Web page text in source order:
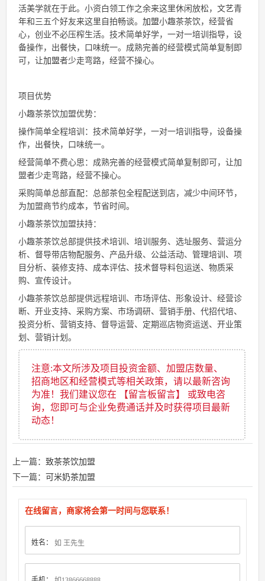
活美学就在于此。小资白领工作之余来这里休闲放松，文艺青
年和三五个好友来这里自拍畅谈。 加盟小趣茶茶饮，经营省
心，创业不必压榨生活。技术简单好学，一对一培训指导，设
备操作，出餐快，口味统一。成熟完善的经营模式简单复制即
可，让加盟者少走弯路，经营不操心。
项目优势
小趣茶茶饮加盟优势：
操作简单全程培训：技术简单好学，一对一培训指导，设备操
作，出餐快，口味统一。
经营简单不费心思：成熟完善的经营模式简单复制即可，让加
盟者少走弯路，经营不操心。
采购简单总部直配：总部茶包全程配送到店，减少中间环节，
为加盟商节约成本，节省时间。
小趣茶茶饮加盟扶持：
小趣茶茶饮总部提供技术培训、培训服务、选址服务、营运分
析、督导带店物配服务、产品升级、公益活动、管理培训、项
目分析、装修支持、成本评估、技术督导料包运送、物质采
购、宣传设计。
小趣茶茶饮总部提供远程培训、市场评估、形象设计、经营诊
断、开业支持、采购方案、市场调研、营销手册、代招代培、
投资分析、营销支持、督导运营、定期巡店物资运送、开业策
划、营销计划。
注意:本文所涉及项目投资金额、加盟店数量、
招商地区和经营模式等相关政策，请以最新咨询
为准！我们建议您在 【留言板留言】 或致电咨
询，您即可与企业免费通话并及时获得项目最新
动态！
上一篇： 致茶茶饮加盟
下一篇：
可米奶茶加盟
在线留言，商家将会第一时间与您联系！
姓名：